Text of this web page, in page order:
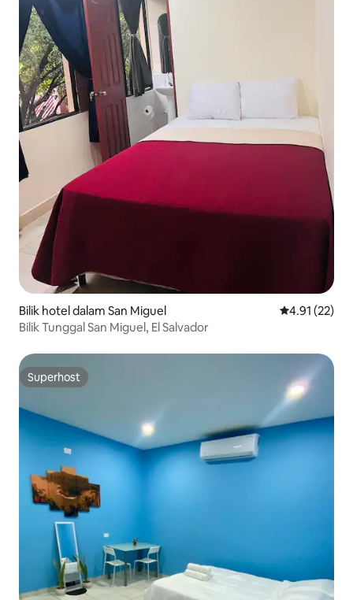
Bilik hotel dalam San Miguel Penarafan
4.91 (22)
Bilik Tunggal San Miguel, El Salvador
Superhost
Superhost